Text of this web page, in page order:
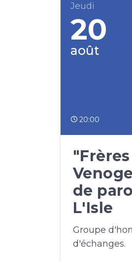
Jeudi
20
août
20:00
de
L'Isle
Groupe
d'échanges.